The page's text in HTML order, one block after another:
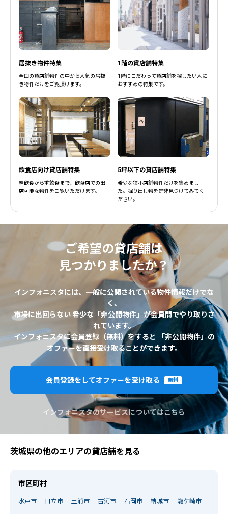
居抜き物件特集
全国の貸店舗物件の中から人気の居抜
き物件だけをご覧頂けます。
1階の貸店舗特集
1階にこだわって貸店舗を探したい人に
おすすめの特集です。
飲食店向け貸店舗特集
軽飲食から重飲食まで、飲食店での出
店可能な物件をご覧いただけます。
5坪以下の貸店舗特集
希少な狭小店舗物件だけを集めまし
た。掘り出し物を是非見つけてみてく
ださい。
ご希望の貸店舗は
見つかりましたか？
インフォニスタには、一般に公開されている物件情報だけでな
く、
市場に出回らない 希少な「非公開物件」が会員間でやり取りさ
れています。
インフォニスタに会員登録（無料）をすると 「非公開物件」の
オファーを直接受け取ることができます。
会員登録をしてオファーを受け取る 無料
インフォニスタのサービスについてはこちら
茨城県の他のエリアの貸店舗を見る
市区町村
水戸市 日立市 土浦市 古河市 石岡市 結城市 龍ケ崎市